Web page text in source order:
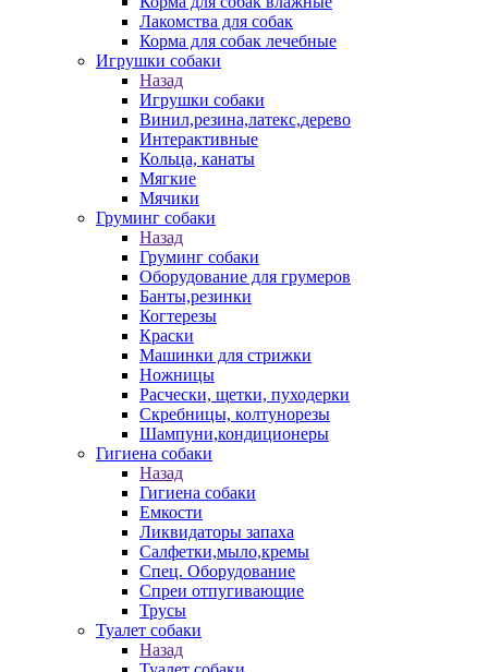
Лакомства для собак
Корма для собак лечебные
Игрушки собаки
Назад
Игрушки собаки
Винил,резина,латекс,дерево
Интерактивные
Кольца, канаты
Мягкие
Мячики
Груминг собаки
Назад
Груминг собаки
Оборудование для грумеров
Банты,резинки
Когтерезы
Краски
Машинки для стрижки
Ножницы
Расчески, щетки, пуходерки
Скребницы, колтунорезы
Шампуни,кондиционеры
Гигиена собаки
Назад
Гигиена собаки
Емкости
Ликвидаторы запаха
Салфетки,мыло,кремы
Спец. Оборудование
Спреи отпугивающие
Трусы
Туалет собаки
Назад